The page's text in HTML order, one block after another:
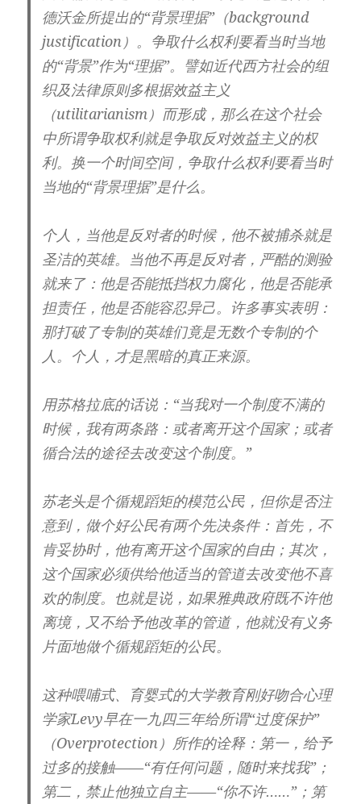
德沃金所提出的“背景理据”（background
justification）。争取什么权利要看当时当地
的“背景”作为“理据”。譬如近代西方社会的组
织及法律原则多根据效益主义
（utilitarianism）而形成，那么在这个社会
中所谓争取权利就是争取反对效益主义的权
利。换一个时间空间，争取什么权利要看当时
当地的“背景理据”是什么。
个人，当他是反对者的时候，他不被捕杀就是
圣洁的英雄。当他不再是反对者，严酷的测验
就来了：他是否能抵挡权力腐化，他是否能承
担责任，他是否能容忍异己。许多事实表明：
那打破了专制的英雄们竟是无数个专制的个
人。个人，才是黑暗的真正来源。
用苏格拉底的话说：“当我对一个制度不满的
时候，我有两条路：或者离开这个国家；或者
循合法的途径去改变这个制度。”
苏老头是个循规蹈矩的模范公民，但你是否注
意到，做个好公民有两个先决条件：首先，不
肯妥协时，他有离开这个国家的自由；其次，
这个国家必须供给他适当的管道去改变他不喜
欢的制度。也就是说，如果雅典政府既不许他
离境，又不给予他改革的管道，他就没有义务
片面地做个循规蹈矩的公民。
这种喂哺式、育婴式的大学教育刚好吻合心理
学家Levy早在一九四三年给所谓“过度保护”
（Overprotection）所作的诠释：第一，给予
过多的接触——“有任何问题，随时来找我”；
第二，禁止他独立自主——“你不许……”；第